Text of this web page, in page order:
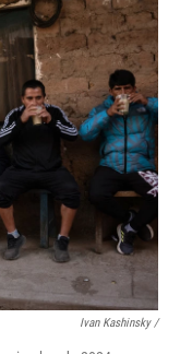
Ivan Kashinsky/